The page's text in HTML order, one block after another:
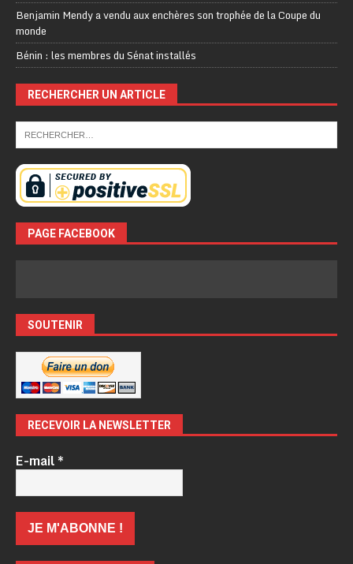
Benjamin Mendy a vendu aux enchères son trophée de la Coupe du
monde
Bénin : les membres du Sénat installés
RECHERCHER UN ARTICLE
PAGE FACEBOOK
SOUTENIR
RECEVOIR LA NEWSLETTER
E-mail*